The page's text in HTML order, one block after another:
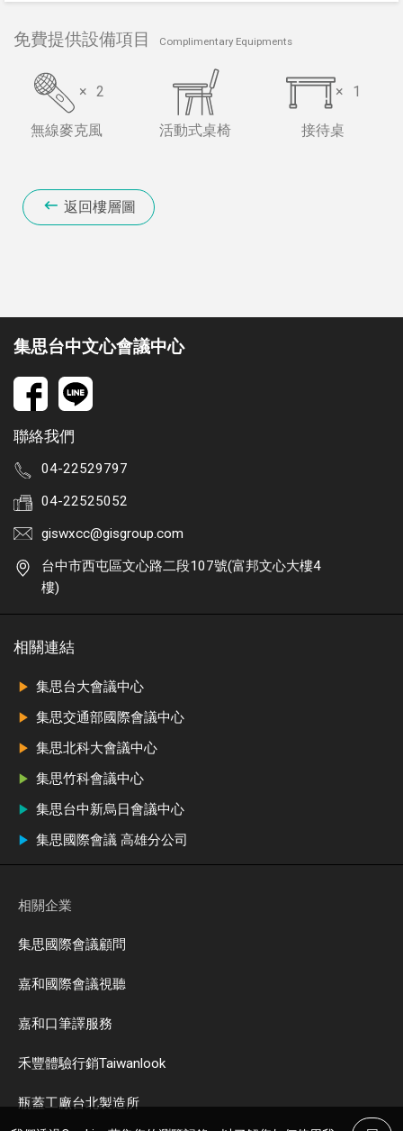
免費提供設備項目 Complimentary Equipments
× 2
無線麥克風 活動式桌椅
× 1
接待桌
返回樓層圖
集思台中文心會議中心
聯絡我們
04-22529797
04-22525052
giswxcc@gisgroup.com
台中市西屯區文心路二段107號(富邦文心大樓4
樓)
相關連結
集思台大會議中心
集思交通部國際會議中心
集思北科大會議中心
集思竹科會議中心
集思台中新烏日會議中心
集思國際會議 高雄分公司
相關企業
集思國際會議顧問
嘉和國際會議視聽
嘉和口筆譯服務
禾豐體驗行銷Taiwanlook
瓶蓋工廠台北製造所